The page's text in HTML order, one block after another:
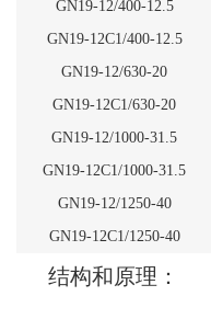
GN19-12/400-12.5
GN19-12C1/400-12.5
GN19-12/630-20
GN19-12C1/630-20
GN19-12/1000-31.5
GN19-12C1/1000-31.5
GN19-12/1250-40
GN19-12C1/1250-40
结构和原理：